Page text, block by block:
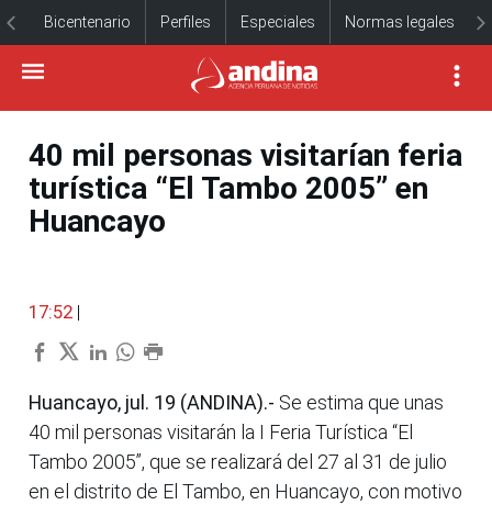
Bicentenario Perfiles Especiales Normas legales
40 mil personas visitarían feria
turística “El Tambo 2005” en
Huancayo
17:52 |
Huancayo, jul. 19 (ANDINA).- Se estima que unas
40 mil personas visitarán la I Feria Turística “El
Tambo 2005”, que se realizará del 27 al 31 de julio
en el distrito de El Tambo, en Huancayo, con motivo